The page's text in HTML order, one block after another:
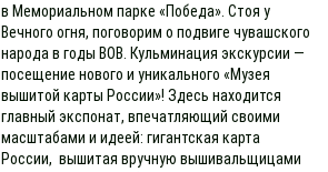
в Мемориальном парке «Победа». Стоя у
Вечного огня, поговорим о подвиге чувашского
народа в годы ВОВ. Кульминация экскурсии —
посещение нового и уникального «Музея
вышитой карты России»! Здесь находится
главный экспонат, впечатляющий своими
масштабами и идеей: гигантская карта
России, вышитая вручную вышивальщицами